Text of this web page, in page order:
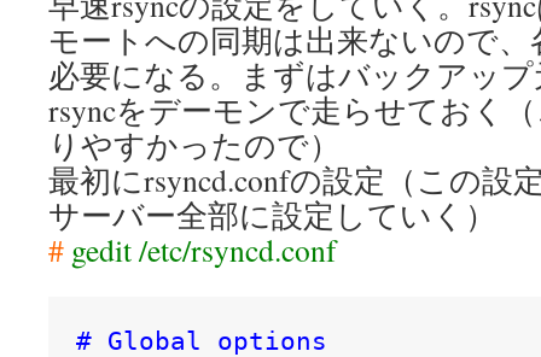
モートへの同期は出来ないので
必要になる。まずはバックアップ
rsyncをデーモンで走らせておく
りやすかったので）
最初にrsyncd.confの設定（この設
サーバー全部に設定していく）
# gedit /etc/rsyncd.conf
# Global options